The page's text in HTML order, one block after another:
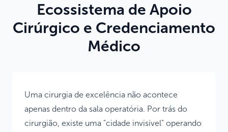
Ecossistema de Apoio
Cirúrgico e Credenciamento
Médico
Uma cirurgia de excelência não acontece
apenas dentro da sala operatória. Por trás do
cirurgião, existe uma "cidade invisível" operando